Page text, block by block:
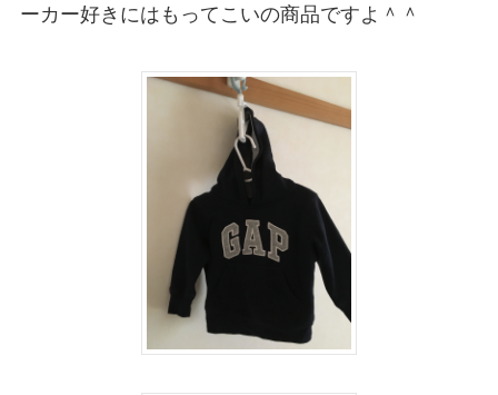
ーカー好きにはもってこいの商品ですよ＾＾